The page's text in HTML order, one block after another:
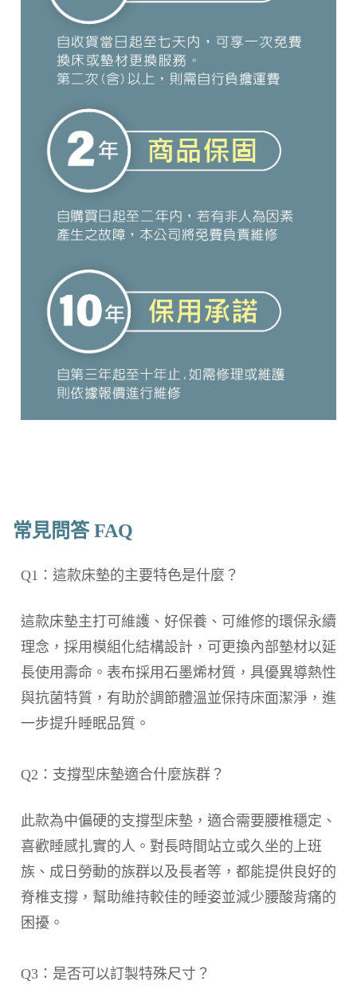
常見問答 FAQ
Q1：這款床墊的主要特色是什麼？
這款床墊主打可維護、好保養、可維修的環保永續
理念，採用模組化結構設計，可更換內部墊材以延
長使用壽命。表布採用石墨烯材質，具優異導熱性
與抗菌特質，有助於調節體溫並保持床面潔淨，進
一步提升睡眠品質。
Q2：支撐型床墊適合什麼族群？
此款為中偏硬的支撐型床墊，適合需要腰椎穩定、
喜歡睡感扎實的人。對長時間站立或久坐的上班
族、成日勞動的族群以及長者等，都能提供良好的
脊椎支撐，幫助維持較佳的睡姿並減少腰酸背痛的
困擾。
Q3：是否可以訂製特殊尺寸？